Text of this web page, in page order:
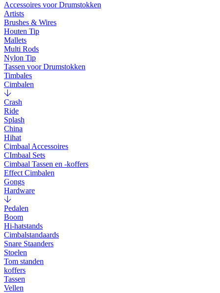
Accessoires voor Drumstokken
Artists
Brushes & Wires
Houten Tip
Mallets
Multi Rods
Nylon Tip
Tassen voor Drumstokken
Timbales
Cimbalen
Crash
Ride
Splash
China
Hihat
Cimbaal Accessoires
CImbaal Sets
Cimbaal Tassen en -koffers
Effect Cimbalen
Gongs
Hardware
Pedalen
Boom
Hi-hatstands
Cimbalstandaards
Snare Staanders
Stoelen
Tom standen
koffers
Tassen
Vellen